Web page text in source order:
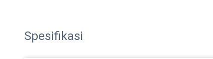
Spesifikasi